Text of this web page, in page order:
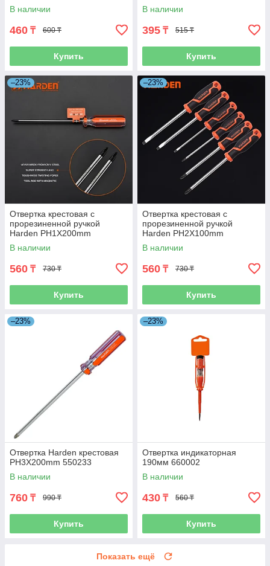
В наличии
460 ₸ 600 ₸
Купить
В наличии
395 ₸ 515 ₸
Купить
–23%
Отвертка крестовая c
прорезиненной ручкой
Harden PH1X200mm
В наличии
560 ₸ 730 ₸
Купить
–23%
Отвертка крестовая c
прорезиненной ручкой
Harden PH2X100mm
В наличии
560 ₸ 730 ₸
Купить
–23%
Отвертка Harden крестовая
PH3X200mm 550233
В наличии
760 ₸ 990 ₸
Купить
–23%
Отвертка индикаторная
190мм 660002
В наличии
430 ₸ 560 ₸
Купить
Показать ещё